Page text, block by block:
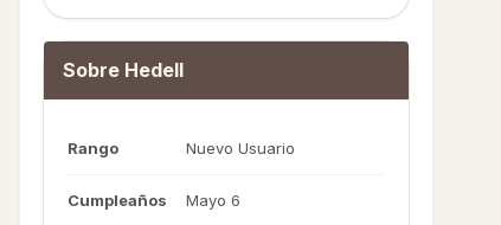
Sobre Hedell
Rango Nuevo Usuario
Cumpleaños Mayo 6